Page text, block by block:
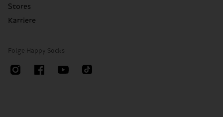
Stores
Karriere
Folge Happy Socks